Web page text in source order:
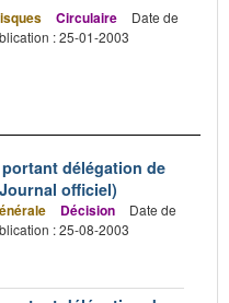
Circulaire
Date de
: 25-01-2003
délégation de
officiel)
Décision
Date de
: 25-08-2003